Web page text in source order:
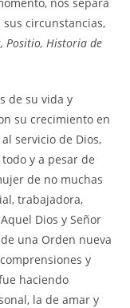
circunstancias,
Positio, Historia de
de su vida y
su crecimiento en
servicio de Dios,
y a pesar de
de no muchas
trabajadora,
Dios y Señor
una Orden nueva
y
haciendo
la de amar y